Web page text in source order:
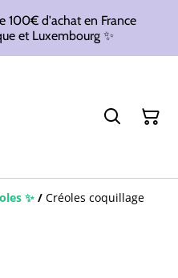
100€ d'achat en France
et Luxembourg ✨
✨ / Créoles coquillage